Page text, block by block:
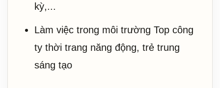
kỳ,...
Làm việc trong môi trường Top công
ty thời trang năng động, trẻ trung
sáng tạo